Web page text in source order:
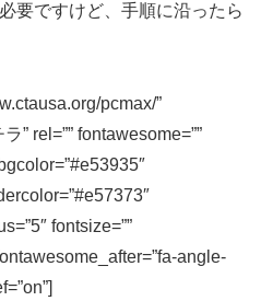
要ですけど、手順に沿ったら
pcmax/”
” rel=”” fontawesome=””
fontsize=””
angle-